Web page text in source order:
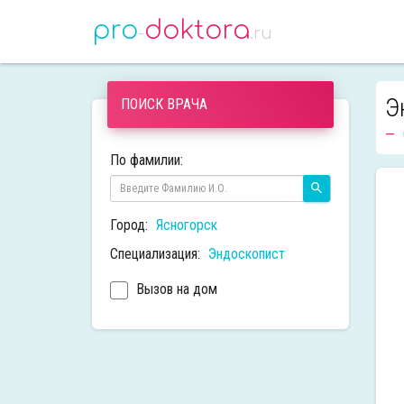
pro-doktora.ru
ПОИСК ВРАЧА
По фамилии:
Город: Ясногорск
Специализация: Эндоскопист
Вызов на дом